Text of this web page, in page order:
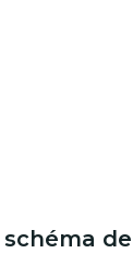
schéma